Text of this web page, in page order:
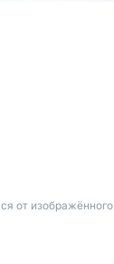
от изображённого